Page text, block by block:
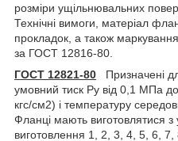
розміри ущільнювальних
Технічні вимоги, матеріал
прокладок, а також
за ГОСТ 12816-80.
ГОСТ 12821-80 Призначені
умовний тиск Ру від 0,1 МПа
кгс/см2) і температуру
Фланці мають виготовлятися
виготовлення 1, 2, 3, 4, 5, 6,